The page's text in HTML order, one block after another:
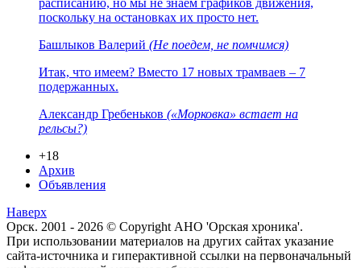
расписанию, но мы не знаем графиков движения,
поскольку на остановках их просто нет.
Башлыков Валерий (Не поедем, не помчимся)
Итак, что имеем? Вместо 17 новых трамваев – 7
подержанных.
Александр Гребеньков («Морковка» встает на
рельсы?)
+18
Архив
Объявления
Наверх
Орск. 2001 - 2026 © Copyright АНО 'Орская хроника'.
При использовании материалов на других сайтах указание
сайта-источника и гиперактивной ссылки на первоначальный